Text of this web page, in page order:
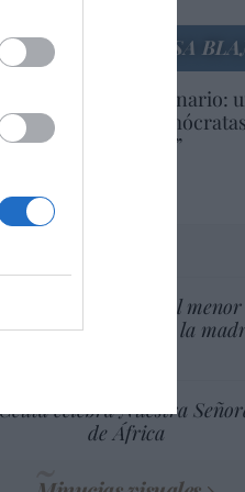
LA CASA
Inquietante escenario:
parte de los
como “socialista”
anteriores
¿El Superior interés el
superior interés de la
Ceuta celebra Nuestra
de África